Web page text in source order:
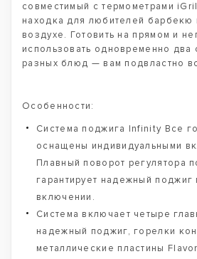
совместимый с термометрами
находка для любителей барбекю
воздухе. Готовить на прямом и
использовать одновременно два
разных блюд — вам подвластно
Особенности:
Система поджига Infinity Все
оснащены индивидуальными
Плавный поворот регулятора
гарантирует надежный поджиг
включении.
Система включает четыре
надежный поджиг, горелки
металлические пластины